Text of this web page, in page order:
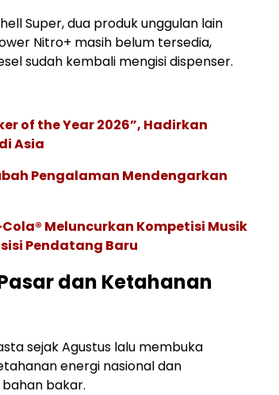
Super, dua produk unggulan lain
Nitro+ masih belum tersedia,
sudah kembali mengisi dispenser.
of the Year 2026”, Hadirkan
Asia
Pengalaman Mendengarkan
Meluncurkan Kompetisi Musik
Pendatang Baru
dan Ketahanan
sejak Agustus lalu membuka
energi nasional dan
bakar.